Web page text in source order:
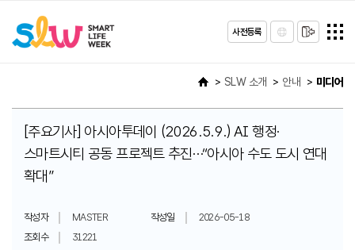
사전등록
SLW 소개 안내 미디어
[주요기사] 아시아투데이 (2026.5.9.) AI 행정·
스마트시티 공동 프로젝트 추진…“아시아 수도 도시 연대
확대”
작성자 MASTER 작성일
2026-05-18
조회수
31221